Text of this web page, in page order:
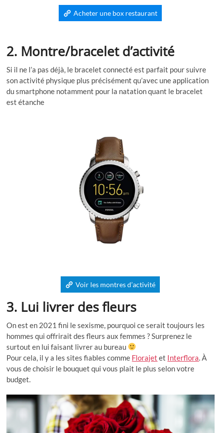
Acheter une box restaurant
2. Montre/bracelet d’activité
Si il ne l’a pas déjà, le bracelet connecté est parfait pour suivre
son activité physique plus précisément qu’avec une application
du smartphone notamment pour la natation quant le bracelet
est étanche
Voir les montres d’activité
3. Lui livrer des fleurs
On est en 2021 fini le sexisme, pourquoi ce serait toujours les
hommes qui offrirait des fleurs aux femmes ? Surprenez le
surtout en lui faisant livrer au bureau
Pour cela, il y a les sites fiables comme Florajet et Interflora. À
vous de choisir le bouquet qui vous plait le plus selon votre
budget.